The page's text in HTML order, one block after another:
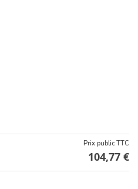
Prix public TTC
104,77 €